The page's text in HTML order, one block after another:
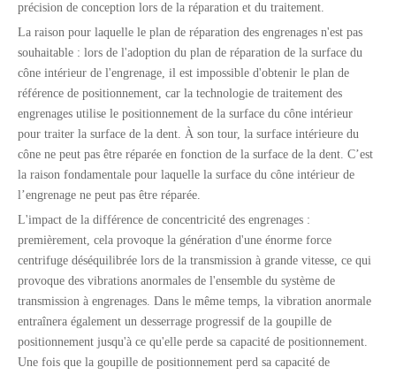
précision de conception lors de la réparation et du traitement.
La raison pour laquelle le plan de réparation des engrenages n'est pas
souhaitable : lors de l'adoption du plan de réparation de la surface du
cône intérieur de l'engrenage, il est impossible d'obtenir le plan de
référence de positionnement, car la technologie de traitement des
engrenages utilise le positionnement de la surface du cône intérieur
pour traiter la surface de la dent. À son tour, la surface intérieure du
cône ne peut pas être réparée en fonction de la surface de la dent. C’est
la raison fondamentale pour laquelle la surface du cône intérieur de
l’engrenage ne peut pas être réparée.
L'impact de la différence de concentricité des engrenages :
premièrement, cela provoque la génération d'une énorme force
centrifuge déséquilibrée lors de la transmission à grande vitesse, ce qui
provoque des vibrations anormales de l'ensemble du système de
transmission à engrenages. Dans le même temps, la vibration anormale
entraînera également un desserrage progressif de la goupille de
positionnement jusqu'à ce qu'elle perde sa capacité de positionnement.
Une fois que la goupille de positionnement perd sa capacité de